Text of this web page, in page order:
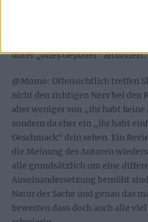
unter „olles Gepöbel“ archiviert.
@Momo: Offensichtlich treffen
nicht den richtigen Nerv bei den
aber weniger von „ihr habt keine
sondern da eher ein „ihr habt
Geschmack“ drin sehen. Ein
die Meinung des Autoren
alle grundsätzlich um eine
Auseinandersetzung bemüht
Natur der Sache und genau das
bewerten dass doch auch alle